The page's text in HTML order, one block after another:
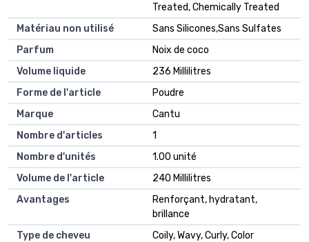
Treated, Chemically Treated
Matériau non utilisé
Sans Silicones,Sans Sulfates
Parfum
Noix de coco
Volume liquide
236 Millilitres
Forme de l'article
Poudre
Marque
Cantu
Nombre d'articles
1
Nombre d'unités
1.00 unité
Volume de l'article
240 Millilitres
Avantages
Renforçant, hydratant,
brillance
Type de cheveu
Coily, Wavy, Curly, Color